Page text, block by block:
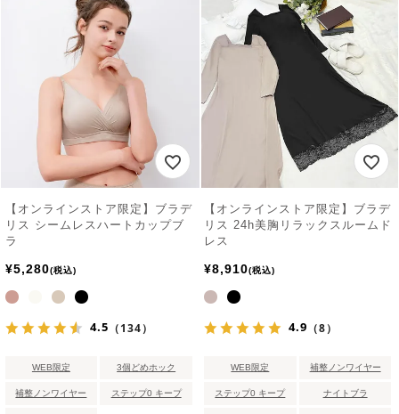
【オンラインストア限定】ブラデ
リス シームレスハートカップブ
ラ
¥5,280 税込
4.5 （134）
WEB限定 3個どめホック
補整ノンワイヤー ステップ0 キープ
【オンラインストア限定】ブラデ
リス 24h美胸リラックスルームド
レス
¥8,910 税込
4.9 （8）
WEB限定 補整ノンワイヤー
ステップ0 キープ ナイトブラ